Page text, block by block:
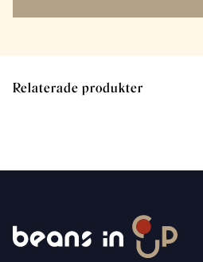
Relaterade produkter